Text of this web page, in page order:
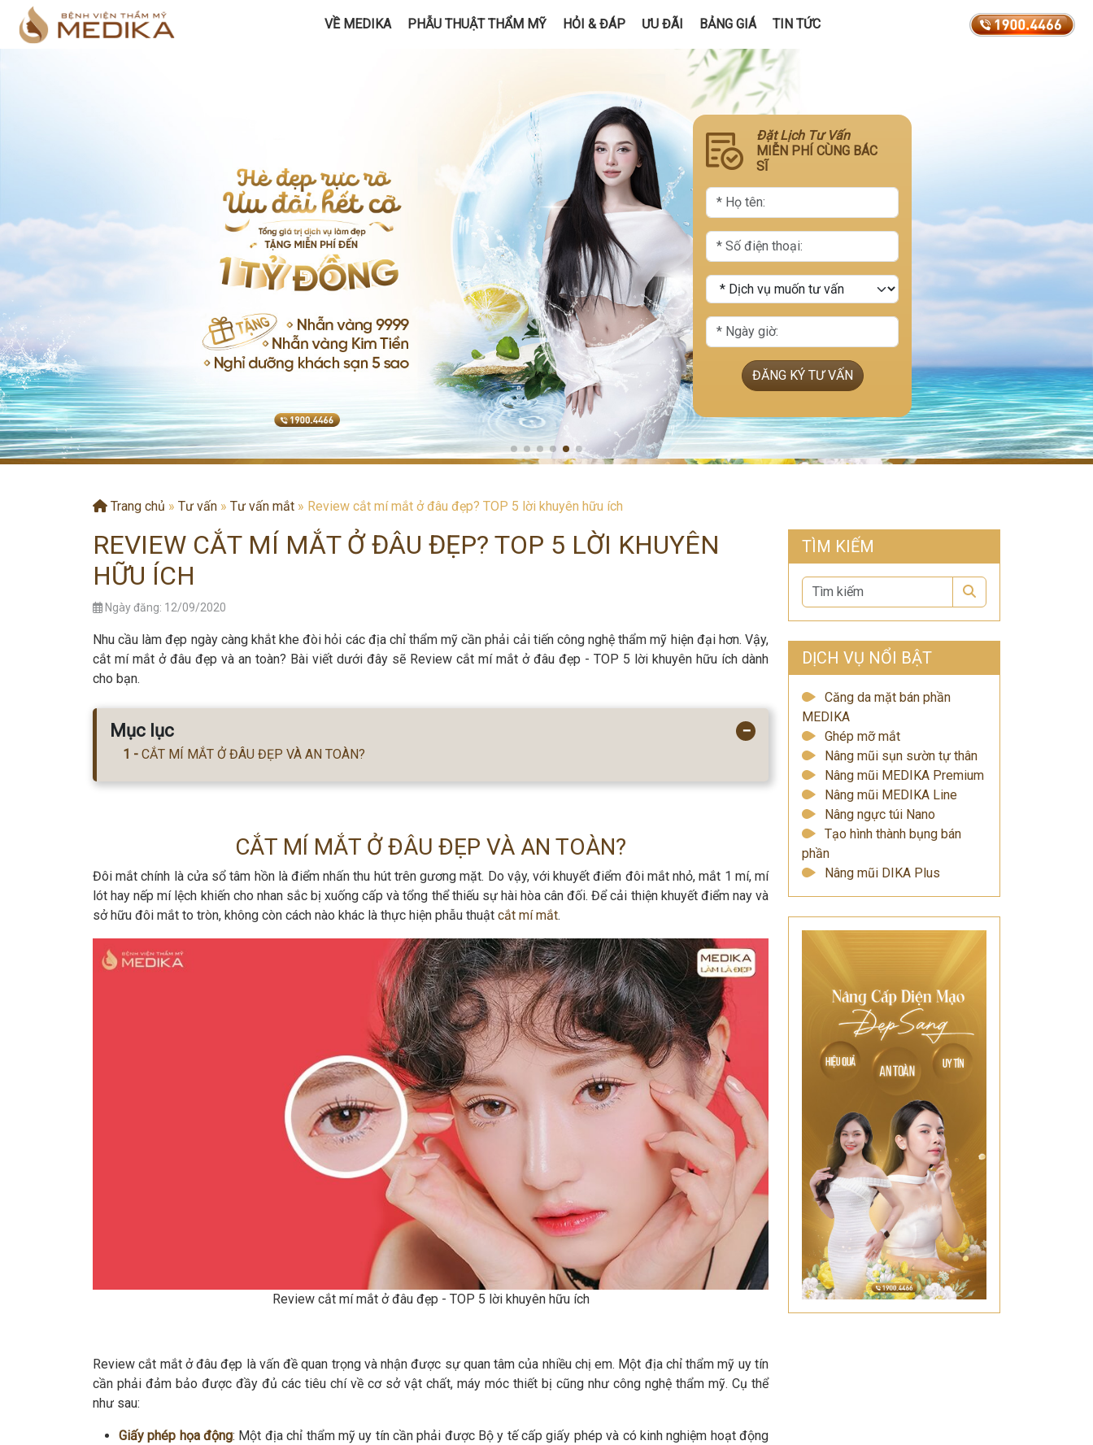
VỀ MEDIKA PHẪU THUẬT THẨM MỸ HỎI & ĐÁP ƯU ĐÃI BẢNG GIÁ TIN TỨC
Đặt Lịch Tư Vấn
MIỄN PHÍ CÙNG BÁC
SĨ
ĐĂNG KÝ TƯ VẤN
Trang chủ » Tư vấn » Tư vấn mắt » Review cắt mí mắt ở đâu đẹp? TOP 5 lời khuyên hữu ích
REVIEW CẮT MÍ MẮT Ở ĐÂU ĐẸP? TOP 5 LỜI KHUYÊN
HỮU ÍCH
Ngày đăng: 12/09/2020
Nhu cầu làm đẹp ngày càng khắt khe đòi hỏi các địa chỉ thẩm mỹ cần phải cải tiến công nghệ thẩm mỹ hiện đại hơn. Vậy,
cắt mí mắt ở đâu đẹp và an toàn? Bài viết dưới đây sẽ Review cắt mí mắt ở đâu đẹp - TOP 5 lời khuyên hữu ích dành
cho bạn.
Mục lục −
CẮT MÍ MẮT Ở ĐÂU ĐẸP VÀ AN TOÀN?
CẮT MÍ MẮT Ở ĐÂU ĐẸP VÀ AN TOÀN?
Đôi mắt chính là cửa sổ tâm hồn là điểm nhấn thu hút trên gương mặt. Do vậy, với khuyết điểm đôi mắt nhỏ, mắt 1 mí, mí
lót hay nếp mí lệch khiến cho nhan sắc bị xuống cấp và tổng thể thiếu sự hài hòa cân đối. Để cải thiện khuyết điểm nay và
sở hữu đôi mắt to tròn, không còn cách nào khác là thực hiện phẫu thuật cắt mí mắt.
Review cắt mí mắt ở đâu đẹp - TOP 5 lời khuyên hữu ích
Review cắt mắt ở đâu đẹp là vấn đề quan trọng và nhận được sự quan tâm của nhiều chị em. Một địa chỉ thẩm mỹ uy tín
cần phải đảm bảo được đầy đủ các tiêu chí về cơ sở vật chất, máy móc thiết bị cũng như công nghệ thẩm mỹ. Cụ thể
như sau:
Giấy phép họa động: Một địa chỉ thẩm mỹ uy tín cần phải được Bộ y tế cấp giấy phép và có kinh nghiệm hoạt động
TÌM KIẾM
DỊCH VỤ NỔI BẬT
Căng da mặt bán phần
MEDIKA
Ghép mỡ mắt
Nâng mũi sụn sườn tự thân
Nâng mũi MEDIKA Premium
Nâng mũi MEDIKA Line
Nâng ngực túi Nano
Tạo hình thành bụng bán
phần
Nâng mũi DIKA Plus